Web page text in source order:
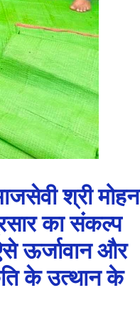
श्री मोहन
का संकल्प
ऊर्जावान और
के उत्थान के